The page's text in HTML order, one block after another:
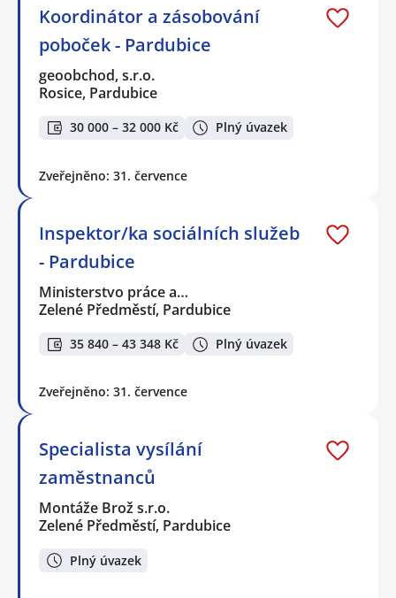
Koordinátor a zásobování
poboček - Pardubice
geoobchod, s.r.o.
Rosice, Pardubice
30 000 – 32 000 Kč Plný úvazek
Zveřejněno: 31. července
Inspektor/ka sociálních služeb
- Pardubice
Ministerstvo práce a…
Zelené Předměstí, Pardubice
35 840 – 43 348 Kč Plný úvazek
Zveřejněno: 31. července
Specialista vysílání
zaměstnanců
Montáže Brož s.r.o.
Zelené Předměstí, Pardubice
Plný úvazek